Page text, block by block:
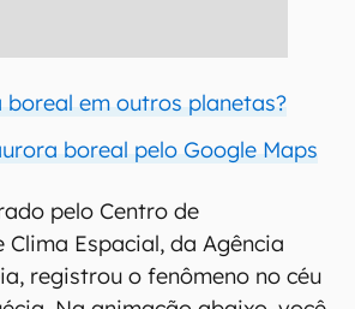
boreal em outros planetas?
boreal pelo Google Maps
pelo Centro de
Clima Espacial, da Agência
registrou o fenômeno no céu